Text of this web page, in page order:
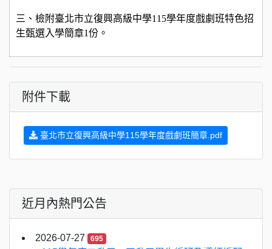
三、檢附臺北市立復興高級中學115學年度戲劇班特色招
生甄選入學簡章1份。
附件下載
臺北市立復興高級中學115學年度戲劇班簡章.pdf
近月內熱門公告
2026-07-27 695